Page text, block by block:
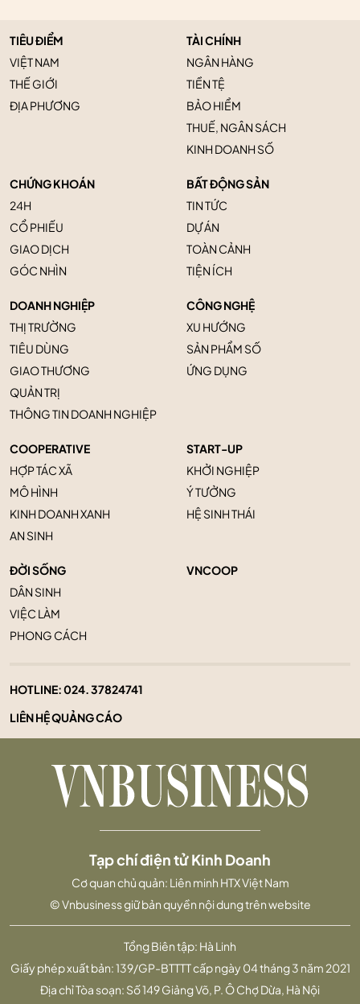
TIÊU ĐIỂM
VIỆT NAM
THẾ GIỚI
ĐỊA PHƯƠNG
TÀI CHÍNH
NGÂN HÀNG
TIỀN TỆ
BẢO HIỂM
THUẾ, NGÂN SÁCH
KINH DOANH SỐ
CHỨNG KHOÁN
24H
CỔ PHIẾU
GIAO DỊCH
GÓC NHÌN
BẤT ĐỘNG SẢN
TIN TỨC
DỰ ÁN
TOÀN CẢNH
TIỆN ÍCH
DOANH NGHIỆP
THỊ TRƯỜNG
TIÊU DÙNG
GIAO THƯƠNG
QUẢN TRỊ
THÔNG TIN DOANH NGHIỆP
CÔNG NGHỆ
XU HƯỚNG
SẢN PHẨM SỐ
ỨNG DỤNG
COOPERATIVE
HỢP TÁC XÃ
MÔ HÌNH
KINH DOANH XANH
AN SINH
START-UP
KHỞI NGHIỆP
Ý TƯỞNG
HỆ SINH THÁI
ĐỜI SỐNG
DÂN SINH
VIỆC LÀM
PHONG CÁCH
VNCOOP
HOTLINE:024. 37824741
LIÊN HỆ QUẢNG CÁO
Tổng Biên tập: Hà Linh
Giấy phép xuất bản: 139/GP-BTTTT cấp ngày 04 tháng 3 năm 2021
Địa chỉ Tòa soạn: Số 149 Giảng Võ, P. Ô Chợ Dừa, Hà Nội
Tạp chí điện tử Kinh Doanh
Cơ quan chủ quản: Liên minh HTX Việt Nam
© Vnbusiness giữ bản quyền nội dung trên website